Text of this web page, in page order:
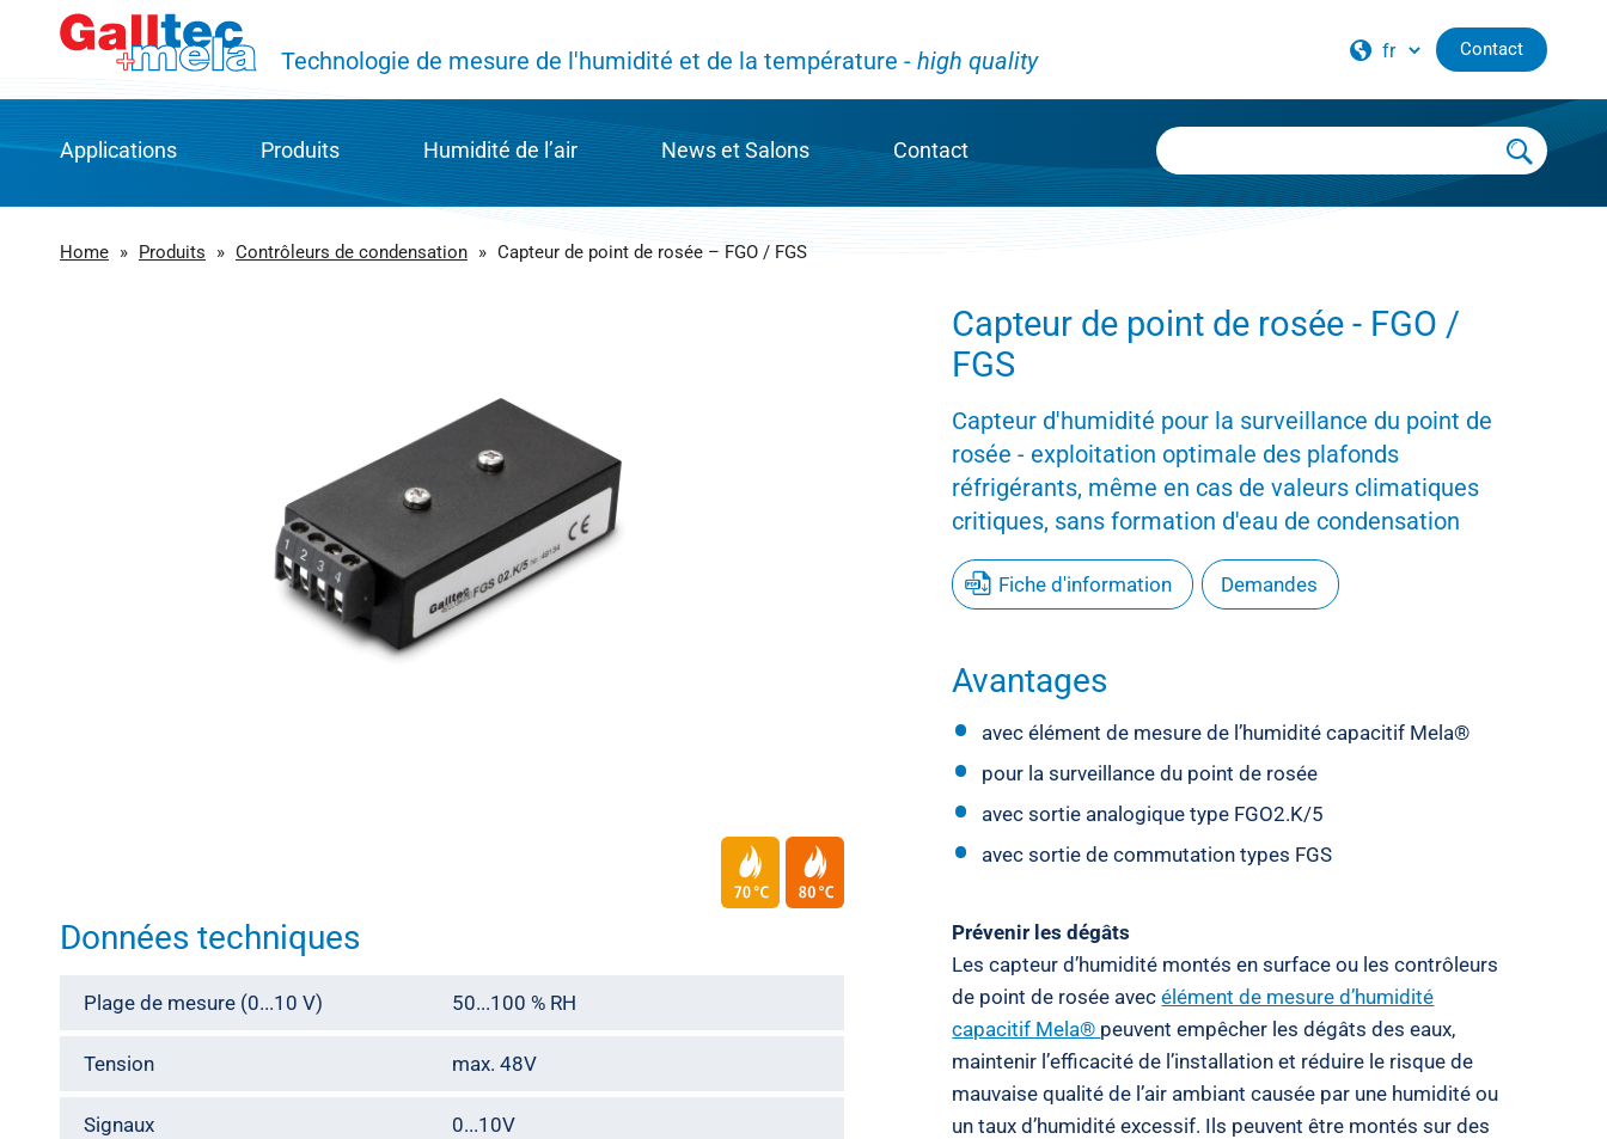
Technologie de mesure de l'humidité et de la température - high quality Contact
Applications
Énergie et technologie écologique
Produits
Catalogue de produits en ligne
Réparation & Service
Humidité de l’air
Histoire de la mesure de l’humidité
News et Salons Contact
Dans le monde entier – nos distributeurs internationaux
Home » Produits » Contrôleurs de condensation » Capteur de point de rosée – FGO / FGS
Données techniques
Plage de mesure (0...10 V) 50...100 % RH
Tension max. 48V
Signaux 0...10V
Capteur de point de rosée - FGO /
FGS
Capteur d'humidité pour la surveillance du point de
rosée - exploitation optimale des plafonds
réfrigérants, même en cas de valeurs climatiques
critiques, sans formation d'eau de condensation
Fiche d'information Demandes
Avantages
avec élément de mesure de l’humidité capacitif Mela®
pour la surveillance du point de rosée
avec sortie analogique type FGO2.K/5
avec sortie de commutation types FGS
Prévenir les dégâts
Les capteur d’humidité montés en surface ou les contrôleurs
de point de rosée avecélément de mesure d’humidité
capacitif Mela® peuvent empêcher les dégâts des eaux,
maintenir l’efficacité de l’installation et réduire le risque de
mauvaise qualité de l’air ambiant causée par une humidité ou
un taux d’humidité excessif. Ils peuvent être montés sur des